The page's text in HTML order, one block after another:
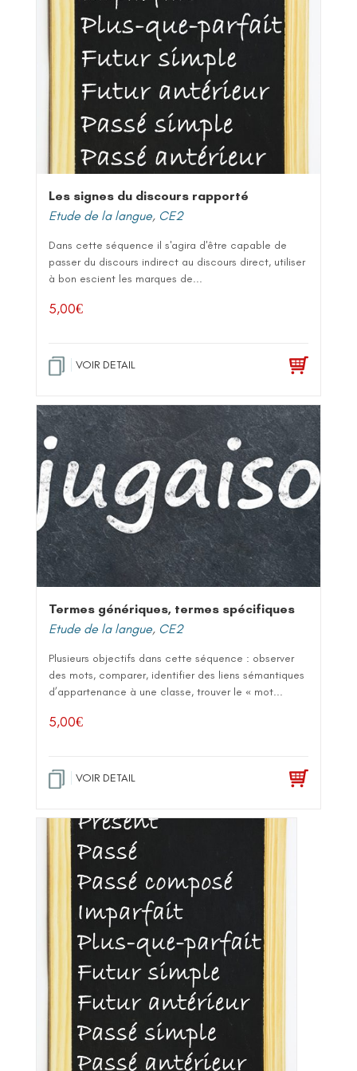
Les signes du discours rapporté
Etude de la langue, CE2
Dans cette séquence il s'agira d'être capable de
passer du discours indirect au discours direct, utiliser
à bon escient les marques de...
5,00€
VOIR DETAIL
Termes génériques, termes spécifiques
Etude de la langue, CE2
Plusieurs objectifs dans cette séquence : observer
des mots, comparer, identifier des liens sémantiques
d’appartenance à une classe, trouver le « mot...
5,00€
VOIR DETAIL